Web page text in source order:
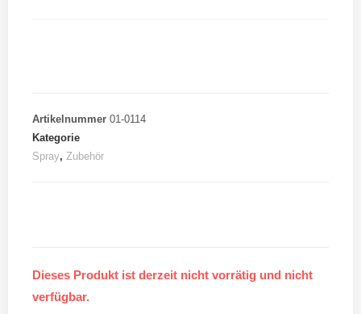
Artikelnummer 01-0114
Kategorie
Spray, Zubehör
Dieses Produkt ist derzeit nicht vorrätig und nicht
verfügbar.